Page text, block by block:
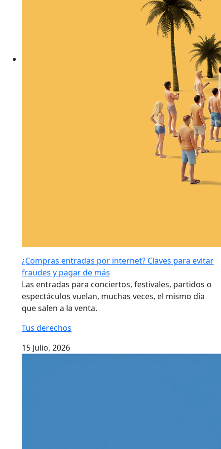
¿Compras entradas por internet? Claves para evitar
fraudes y pagar de más
Las entradas para conciertos, festivales, partidos o
espectáculos vuelan, muchas veces, el mismo día
que salen a la venta.
Tus derechos
15 Julio, 2026